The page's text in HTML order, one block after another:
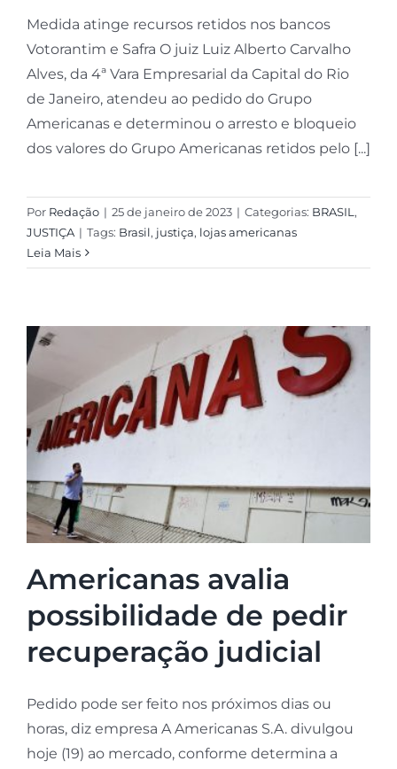
Medida atinge recursos retidos nos bancos
Votorantim e Safra O juiz Luiz Alberto Carvalho
Alves, da 4ª Vara Empresarial da Capital do Rio
de Janeiro, atendeu ao pedido do Grupo
Americanas e determinou o arresto e bloqueio
dos valores do Grupo Americanas retidos pelo [...]
Por Redação | 25 de janeiro de 2023 | Categorias: BRASIL,
JUSTIÇA | Tags: Brasil, justiça, lojas americanas
Leia Mais
Americanas avalia
possibilidade de pedir
recuperação judicial
Pedido pode ser feito nos próximos dias ou
horas, diz empresa A Americanas S.A. divulgou
hoje (19) ao mercado, conforme determina a